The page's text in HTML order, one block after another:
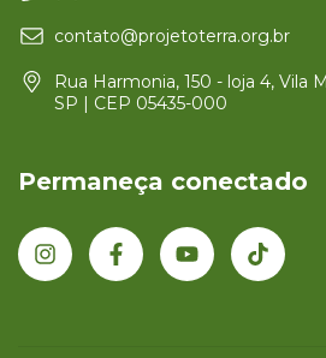
contato@projetoterra.org.br
Rua Harmonia, 150 - loja 4, Vila
SP | CEP 05435-000
Permaneça conectado